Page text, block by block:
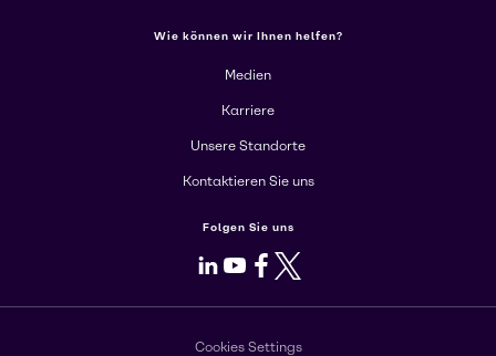
Wie können wir Ihnen helfen?
Medien
Karriere
Unsere Standorte
Kontaktieren Sie uns
Folgen Sie uns
LinkedIn
Youtube
Facebook
X
Cookies Settings